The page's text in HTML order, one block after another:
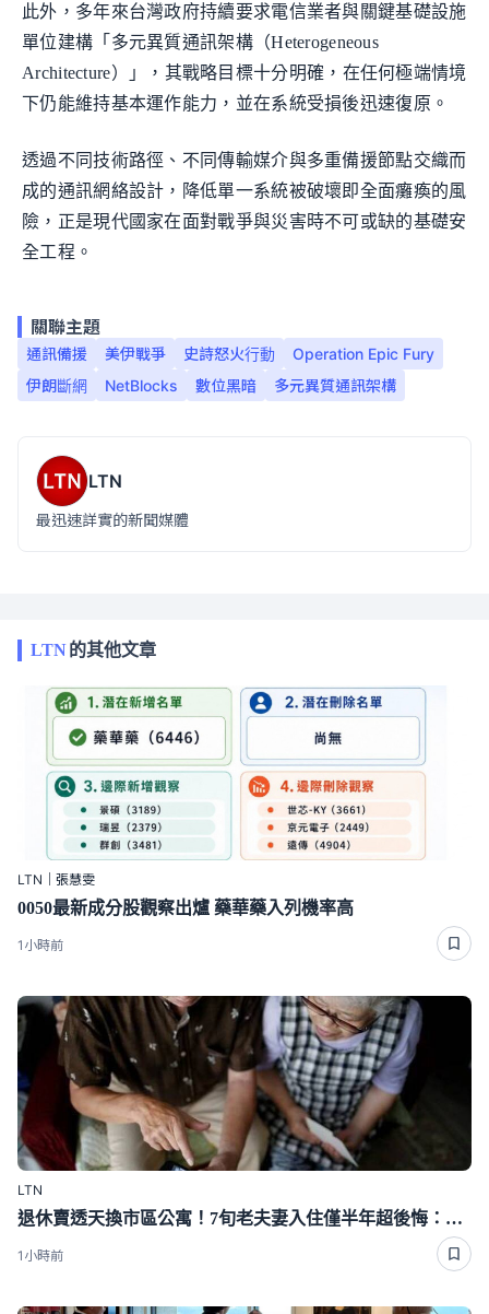
此外，多年來台灣政府持續要求電信業者與關鍵基礎設施
單位建構「多元異質通訊架構（Heterogeneous
Architecture）」，其戰略目標十分明確，在任何極端情境
下仍能維持基本運作能力，並在系統受損後迅速復原。
透過不同技術路徑、不同傳輸媒介與多重備援節點交織而
成的通訊網絡設計，降低單一系統被破壞即全面癱瘓的風
險，正是現代國家在面對戰爭與災害時不可或缺的基礎安
全工程。
關聯主題
通訊備援 美伊戰爭 史詩怒火行動
Operation Epic Fury
伊朗斷網
NetBlocks 數位黑暗 多元異質通訊架構
LTN
最迅速詳實的新聞媒體
LTN的其他文章
LTN｜張慧雯
0050最新成分股觀察出爐 藥華藥入列機率高
1小時前
LTN
退休賣透天換市區公寓！7旬老夫妻入住僅半年超後悔：當初不該賣的
1小時前